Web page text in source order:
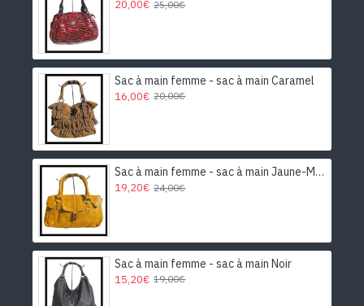
20,00€ 25,00€
Sac à main femme - sac à main Caramel
16,00€ 20,00€
Sac à main femme - sac à main Jaune-Moutarde
19,20€ 24,00€
Sac à main femme - sac à main Noir
15,20€ 19,00€